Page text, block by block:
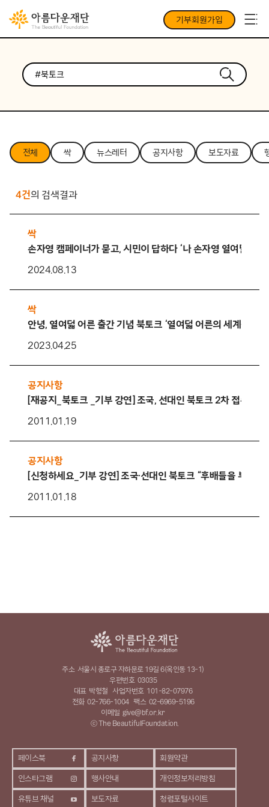
기부회원가입
전체 싹 뉴스레터 공지사항 보도자료
4건의 검색결과
싹
손자영 캠페이너가 묻고, 시민이 답하다 ‘나 손자영 열여덟 어른
2024.08.13
싹
안녕, 열여덟 어른 출간 기념 북토크 ‘열여덟 어른의 세계를 만
2023.04.25
공지사항
[재공지_북토크 _기부 강연] 조국, 선대인 북토크 2차 접수 시
2011.01.19
공지사항
[신청하세요_기부 강연] 조국·선대인 북토크 “후배들을 부탁해”
2011.01.18
페이스북
인스타그램
유튜브 채널
공지사항
행사안내
보도자료
회원약관
개인정보처리방침
청렴포털사이트
주소 서울시 종로구 자하문로 19길 6(옥인동 13-1)
우편번호 03035
대표 박형철 사업자번호 101-82-07976
전화 02-766-1004 팩스 02-6969-5196
이메일 give@bf.or.kr
ⓒ The BeautifulFoundation.